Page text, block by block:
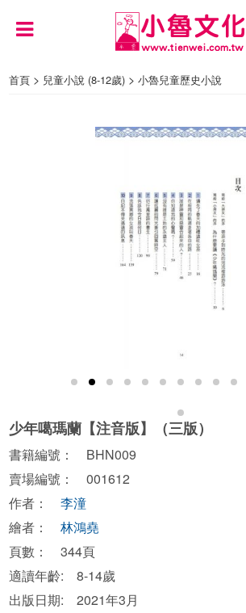
首頁 > 兒童小說 (8-12歲) >小魯兒童歷史小說
少年噶瑪蘭【注音版】（三版）
書籍編號： BHN009
賣場編號： 001612
作者：李潼
繪者：林鴻堯
頁數： 344頁
適讀年齡: 8-14歲
出版日期: 2021年3月